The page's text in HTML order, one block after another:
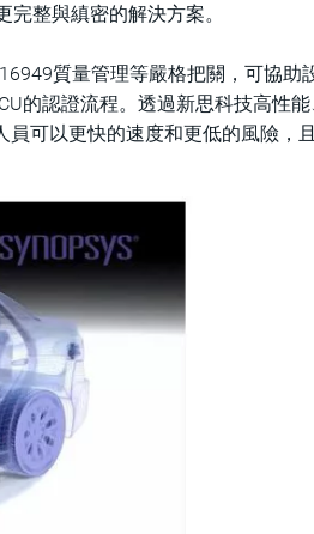
整與縝密的解決方案。
質量管理等嚴格把關，可協助
的認證流程。透過新思科技高性
可以更快的速度和更低的風險，